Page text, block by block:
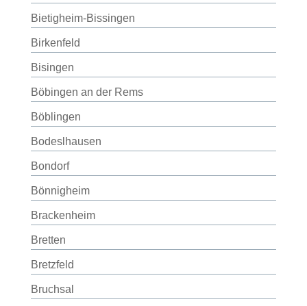
Bietigheim-Bissingen
Birkenfeld
Bisingen
Böbingen an der Rems
Böblingen
Bodeslhausen
Bondorf
Bönnigheim
Brackenheim
Bretten
Bretzfeld
Bruchsal